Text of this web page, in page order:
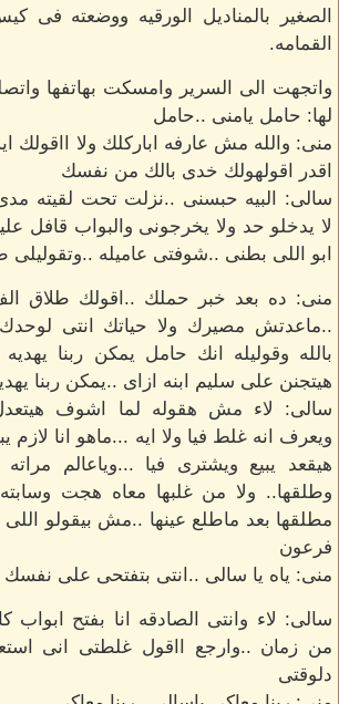
الصغير بالمناديل الورقيه ووضعته فى
القمامه.
واتجهت الى السرير وامسكت بهاتفها
لها: حامل يامنى ..حامل
منى: والله مش عارفه اباركلك ولا ااقولك
اقدر اقولهولك خدى بالك من نفسك
سالى: البيه حبسنى ..نزلت تحت لقيته
لا يدخلو حد ولا يخرجونى والبواب قافل
ابو اللى بطنى ..شوفتى عاميله ..وتقوليلى
منى: ده بعد خبر حملك ..اقولك طلاق
..ماعدتش مصيرك ولا حياتك انتى
بالله وقوليله انك حامل يمكن ربنا
هيتجنن على سليم ابنه ازاى ..يمكن ربنا
سالى: لاء مش هقوله لما اشوف
ويعرف انه غلط فيا ولا ايه ...ماهو انا لازم
هيقعد يبيع ويشترى فيا ...وياعالم مراته
وطلقها.. ولا من غلبها معاه هجت
مطلقها بعد ماطلع عينها ..مش بيقولو
فرعون
منى: ياه يا سالى ..انتى بتفتحى على
سالى: لاء وانتى الصادقه انا بفتح
من زمان ..وارجع ااقول غلطتى انى
دلوقتى